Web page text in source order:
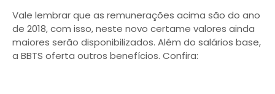
Vale lembrar que as remunerações acima são do ano
de 2018, com isso, neste novo certame valores ainda
maiores serão disponibilizados. Além do salários base,
a BBTS oferta outros benefícios. Confira: